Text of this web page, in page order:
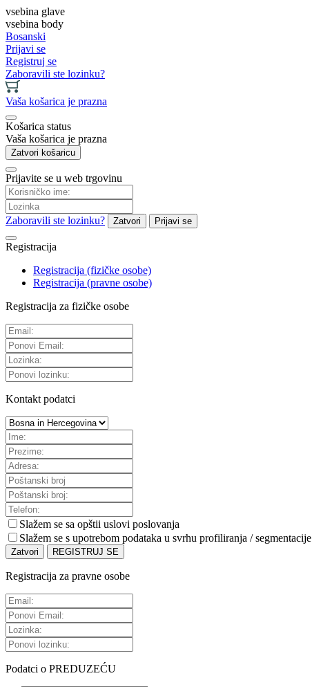
vsebina glave
vsebina body
Bosanski
Prijavi se
Registruj se
Zaboravili ste lozinku?
Vaša košarica je prazna
Košarica status
Vaša košarica je prazna
Zatvori košaricu
Prijavite se u web trgovinu
Zaboravili ste lozinku? Zatvori Prijavi se
Registracija
Registracija (fizičke osobe)
Registracija (pravne osobe)
Registracija za fizičke osobe
Kontakt podatci
Slažem se sa opštii uslovi poslovanja
Slažem se s upotrebom podataka u svrhu profiliranja / segmentacije
Zatvori REGISTRUJ SE
Registracija za pravne osobe
Podatci o PREDUZEĆU